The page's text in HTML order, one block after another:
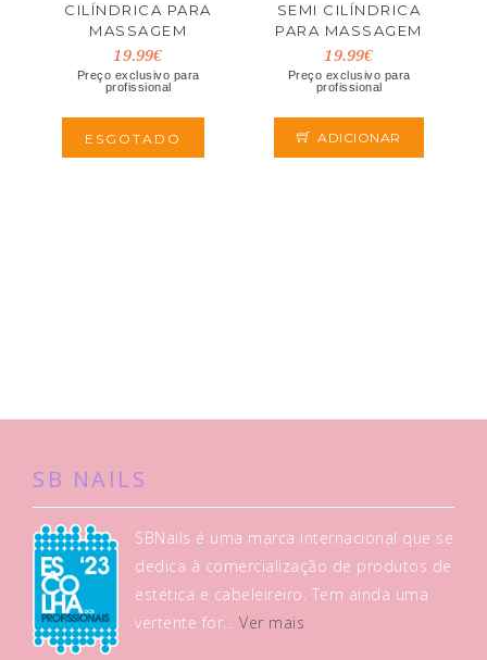
CILÍNDRICA PARA
MASSAGEM
19.99€
Preço exclusivo para
profissional
ESGOTADO
SEMI CILÍNDRICA
PARA MASSAGEM
BODY SECRETS
19.99€
Preço exclusivo para
profissional
ADICIONAR
SB NAILS
SBNails é uma marca internacional que se
dedica à comercialização de produtos de
estética e cabeleireiro. Tem ainda uma
vertente for...Ver mais